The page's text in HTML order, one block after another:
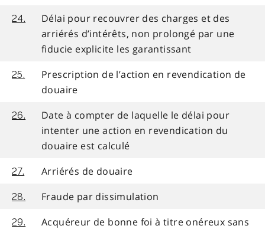
24.
Délai pour recouvrer des charges et des
arriérés d’intérêts, non prolongé par une
fiducie explicite les garantissant
25.
Prescription de l’action en revendication de
douaire
26.
Date à compter de laquelle le délai pour
intenter une action en revendication du
douaire est calculé
27. Arriérés de douaire
28. Fraude par dissimulation
29.
Acquéreur de bonne foi à titre onéreux sans